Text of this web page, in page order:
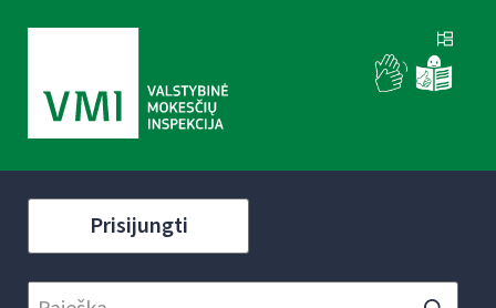
Prisijungti